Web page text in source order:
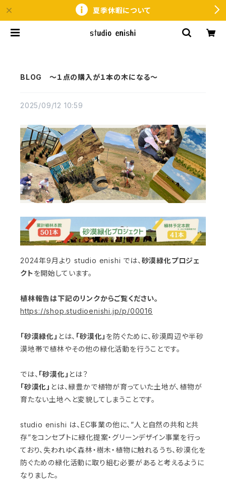
夏季休暇について
BLOG ～１点の購入が１本の木になる～
2025/09/12 10:59
2024年9月より studio enishi では、 砂漠緑化プロジェ
クトを開始しています。
植林報告は下記のリンクからご覧ください。
https://shop.studioenishi.jp/p/00016
「砂漠緑化」 とは、 「砂漠化」 を防ぐために、砂漠周辺や半砂
漠地帯で植林やその他の緑化活動を行うことです。
では、 「砂漠化」 とは？
「砂漠化」 とは、緑豊かで植物が育っていた土地が、植物が
育たない土地へと変貌してしまうことです。
studio enishi は、EC事業の他に、”人と自然の共和と共
存”をコンセプトに緑化提案・グリーンデザイン事業を行っ
ており、失われゆく森林・樹木・植物に触れるうち、砂漠化を
防ぐための緑化活動に取り組む必要があると考えるように
なりました。